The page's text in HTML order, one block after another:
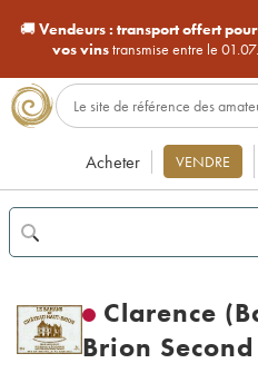
🚚Vendeurs : transport offert
vos vinstransmise entre le
Acheter VENDRE
Clarence
Brion